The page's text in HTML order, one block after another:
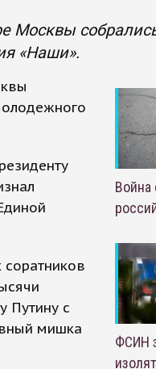
Москвы
«Наши».
Путину с
мишка
Война
ФСИН